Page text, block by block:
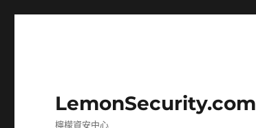
LemonSecurity.com
檸檬資安中心